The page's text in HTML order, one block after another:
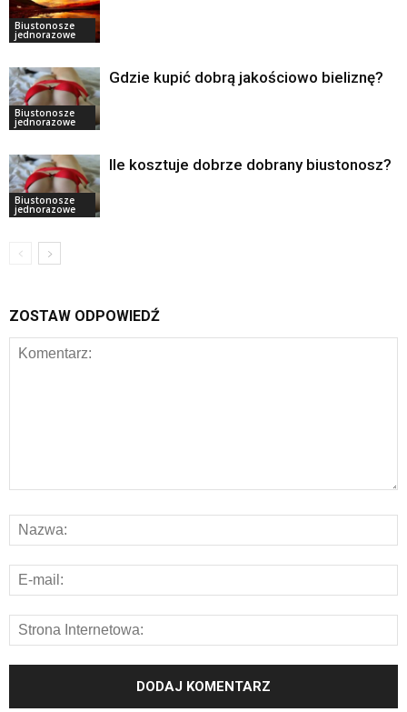
Biustonosze
jednorazowe
Biustonosze
jednorazowe
Gdzie kupić dobrą jakościowo bieliznę?
Biustonosze
jednorazowe
Ile kosztuje dobrze dobrany biustonosz?
ZOSTAW ODPOWIEDŹ